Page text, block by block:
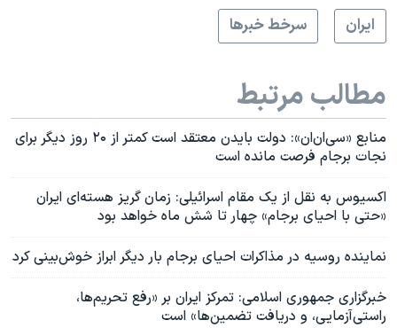
ايران
سرخط خبرها
مطالب مرتبط
منابع «سی‌ان‌ان»: دولت بایدن معتقد است کمتر از ۲۰ روز دیگر برای
نجات برجام فرصت مانده است
اکسیوس به نقل از یک مقام اسرائیلی: زمان گریز هسته‌ای ایران
«حتی با احیای برجام» چهار تا شش ماه خواهد بود
نماینده روسیه در مذاکرات احیای برجام بار دیگر ابراز خوش‌بینی کرد
خبرگزاری جمهوری اسلامی: تمرکز ایران بر «رفع تحریم‌ها،
راستی‌آزمایی، و دریافت تضمین‌ها» است